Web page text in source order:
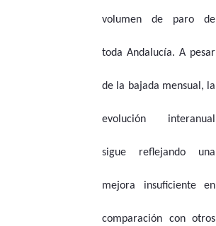
volumen de paro de
toda Andalucía. A pesar
de la bajada mensual, la
evolución interanual
sigue reflejando una
mejora insuficiente en
comparación con otros